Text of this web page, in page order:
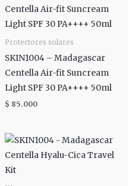
Protectores solares
SKIN1004 – Madagascar
Centella Air-fit Suncream
Light SPF 30 PA++++ 50ml
$ 85.000